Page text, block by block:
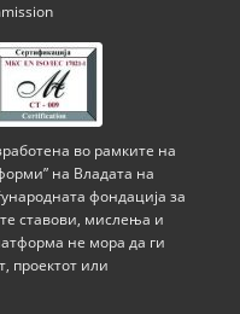
во рамките на
на Владата на
фондација за
ставови, мислења и
не мора да ги
проектот или